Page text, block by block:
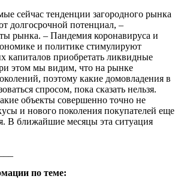
сейчас тенденции загородного рынка
долгосрочной потенциал, –
рынка. – Пандемия коронавируса и
и политике стимулируют
капиталов приобретать ликвидные
этом мы видим, что на рынке
поэтому какие домовладения в
спросом, пока сказать нельзя.
объекты совершенно точно не
и нового поколения покупателей еще
В ближайшие месяцы эта ситуация
по теме: